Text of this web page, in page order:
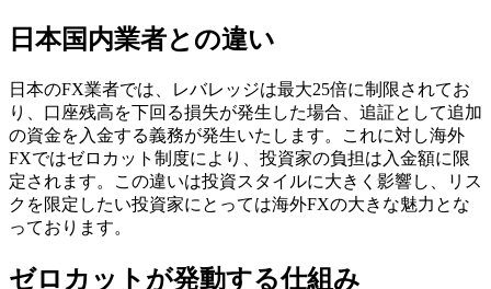
日本国内業者との違い
日本のFX業者では、レバレッジは最大25倍に制限されてお
り、口座残高を下回る損失が発生した場合、追証として追加
の資金を入金する義務が発生いたします。これに対し海外
FXではゼロカット制度により、投資家の負担は入金額に限
定されます。この違いは投資スタイルに大きく影響し、リス
クを限定したい投資家にとっては海外FXの大きな魅力とな
っております。
ゼロカットが発動する仕組み